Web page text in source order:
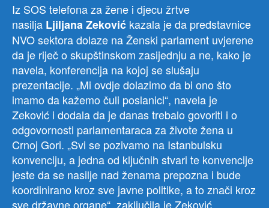
Iz SOS telefona za žene i djecu žrtve
nasilja LjiljanaZeković kazala je da predstavnice
NVO sektora dolaze na Ženski parlament uvjerene
da je riječ o skupštinskom zasijednju a ne, kako je
navela, konferencija na kojoj se slušaju
prezentacije. „Mi ovdje dolazimo da bi ono što
imamo da kažemo čuli poslanici“, navela je
Zeković i dodala da je danas trebalo govoriti i o
odgovornosti parlamentaraca za živote žena u
Crnoj Gori. „Svi se pozivamo na Istanbulsku
konvenciju, a jedna od ključnih stvari te konvencije
jeste da se nasilje nad ženama prepozna i bude
koordinirano kroz sve javne politike, a to znači kroz
sve državne organe“, zaključila je Zeković.